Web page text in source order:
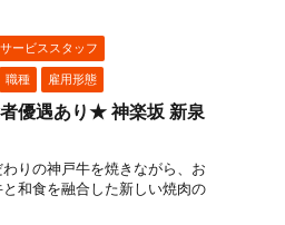
ービススタッフ
職種 雇用形態
優遇あり★ 神楽坂 新泉
りの神戸牛を焼きながら、お
和食を融合した新しい焼肉の